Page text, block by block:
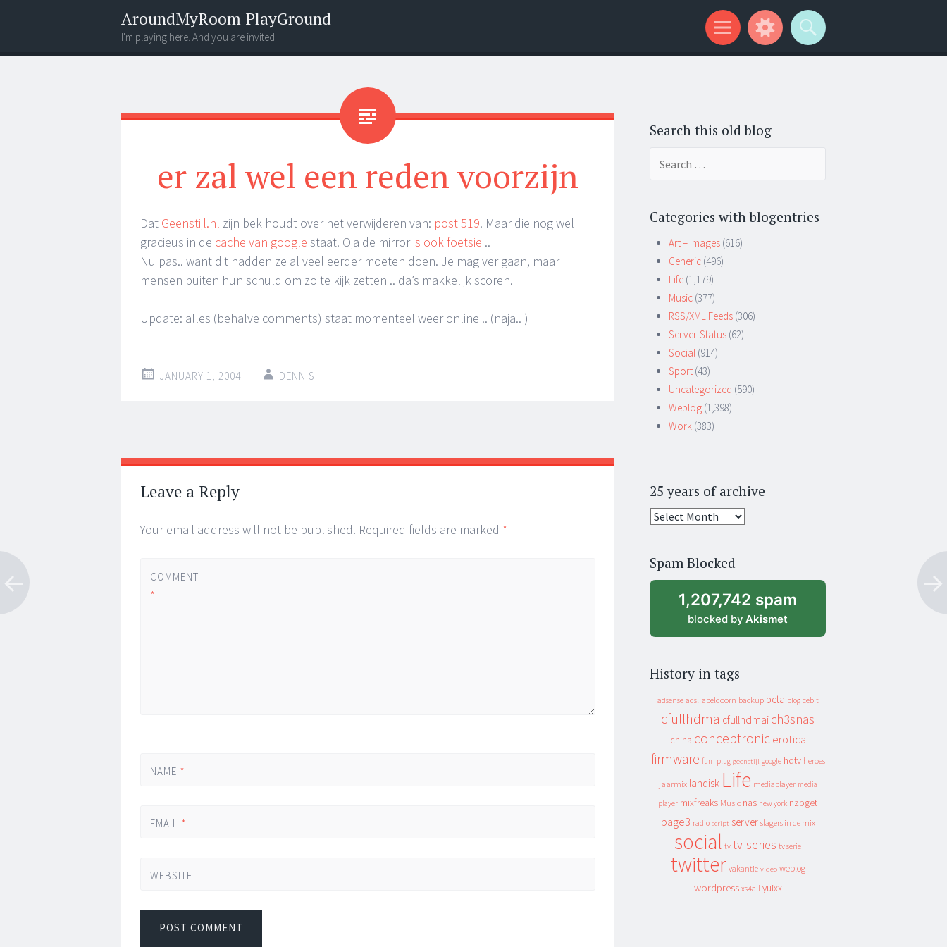
AroundMyRoom PlayGround
I'm playing here. And you are invited
Menu
Widgets
Search
er zal wel een reden voorzijn
Dat Geenstijl.nl zijn bek houdt over het verwijderen van: post 519. Maar die nog wel
gracieus in de cache van google staat. Oja de mirroris ook foetsie ..
Nu pas.. want dit hadden ze al veel eerder moeten doen. Je mag ver gaan, maar
mensen buiten hun schuld om zo te kijk zetten .. da’s makkelijk scoren.
Update: alles (behalve comments) staat momenteel weer online .. (naja.. )
JANUARY 1, 2004 DENNIS
Post
navigation
←
→
Leave a Reply
Your email address will not be published. Required fields are marked *
COMMENT
*
NAME *
EMAIL *
WEBSITE
Search this old blog
Categories with blogentries
Art – Images (616)
Generic (496)
Life (1,179)
Music (377)
RSS/XML Feeds (306)
Server-Status (62)
Social (914)
Sport (43)
Uncategorized (590)
Weblog (1,398)
Work (383)
25 years of archive
25
archive
Spam Blocked
1,207,742 spam
blocked by Akismet
History in tags
adsense adsl apeldoorn backup beta blog cebit
cfullhdma cfullhdmai ch3snas
china conceptronic erotica
firmware fun_plug geenstijl google hdtv heroes
jaarmix landisk Life mediaplayer media
player mixfreaks Music nas new york nzbget
page3 radio script server slagers in de mix
social tv tv-series tv serie
twitter vakantie video weblog
wordpress xs4all yuixx